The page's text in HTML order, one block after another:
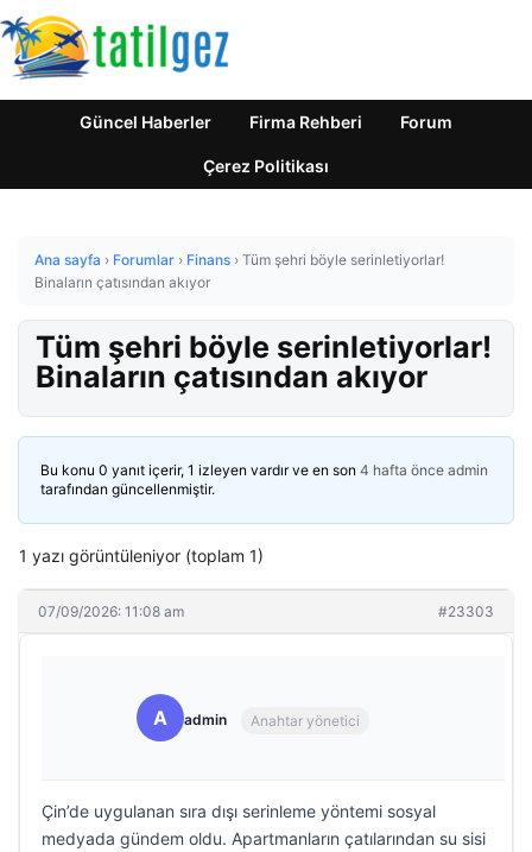
Güncel Haberler Firma Rehberi Forum
Çerez Politikası
Ana sayfa › Forumlar › Finans › Tüm şehri böyle serinletiyorlar!
Binaların çatısından akıyor
Tüm şehri böyle serinletiyorlar!
Binaların çatısından akıyor
Bu konu 0 yanıt içerir, 1 izleyen vardır ve en son 4 hafta önce admin
tarafından güncellenmiştir.
1 yazı görüntüleniyor (toplam 1)
07/09/2026: 11:08 am #23303
A admin Anahtar yönetici
Çin’de uygulanan sıra dışı serinleme yöntemi sosyal
medyada gündem oldu. Apartmanların çatılarından su sisi